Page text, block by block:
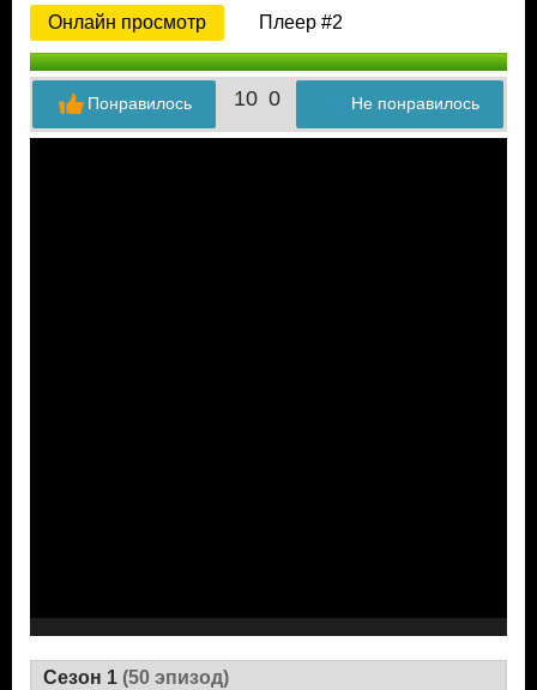
Онлайн просмотр Плеер #2
10 0 Не понравилось
Понравилось
Сезон 1 (50 эпизод)